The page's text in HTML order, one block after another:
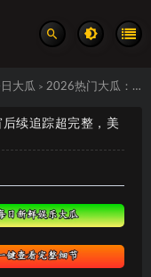
大瓜 > 2026热门大瓜：美女张津瑜事件落地窗后续追踪超完整，美女张津瑜事件后续视频 真实事件汇总
续追踪超完整，美